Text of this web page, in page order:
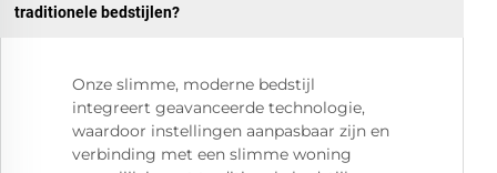
traditionele bedstijlen?
Onze slimme, moderne bedstijl
integreert geavanceerde technologie,
waardoor instellingen aanpasbaar zijn en
verbinding met een slimme woning